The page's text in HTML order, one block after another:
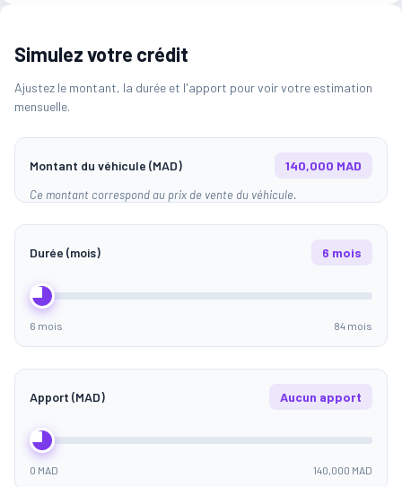
Simulez votre crédit
Ajustez le montant, la durée et l'apport pour voir votre estimation
mensuelle.
Montant du véhicule (MAD) 140,000 MAD
Ce montant correspond au prix de vente du véhicule.
Durée (mois) 6 mois
6 mois 84 mois
Apport (MAD) Aucun apport
0 MAD 140,000 MAD